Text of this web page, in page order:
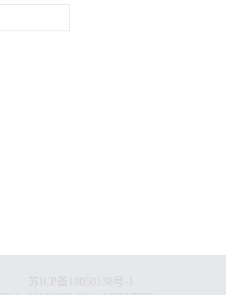
苏ICP备18050138号-1